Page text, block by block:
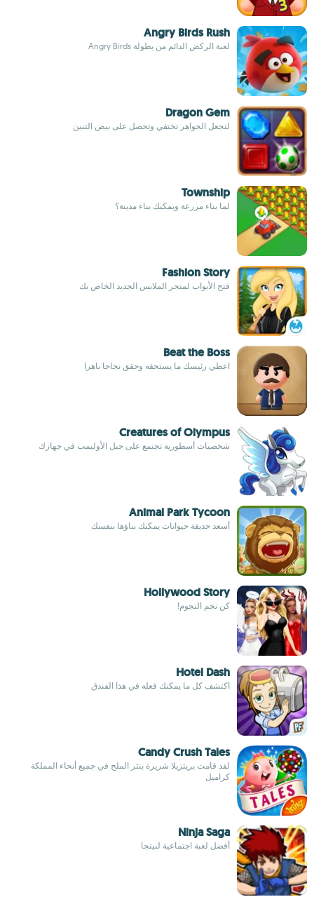
Angry Birds Rush
لعبة الركض الدائم من بطولة Angry Birds
Dragon Gem
لتجعل الجواهر تختفي وتحصل على بيض التنين
Township
لما بناء مزرعة ويمكنك بناء مدينة؟
Fashion Story
فتح الأبواب لمتجر الملابس الجديد الخاص بك
Beat the Boss
اعطي رئيسك ما يستحقه وحقق نجاحا باهرا
Creatures of Olympus
شخصيات أسطورية تجتمع على جبل الأوليمب في جهازك
Animal Park Tycoon
أسعد حديقة حيوانات يمكنك بناؤها بنفسك
Hollywood Story
كن نجم النجوم!
Hotel Dash
اكتشف كل ما يمكنك فعله في هذا الفندق
Candy Crush Tales
لقد قامت بريتزيلا شريرة بنثر الملح في جميع أنحاء المملكة
كراميل
Ninja Saga
أفضل لعبة اجتماعية لنينجا